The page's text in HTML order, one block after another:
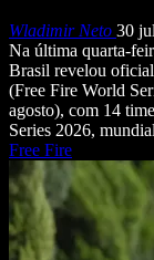
Wladimir Neto 30
Na última quarta-
Brasil revelou
(Free Fire World
agosto), com 14
Series 2026,
Free Fire